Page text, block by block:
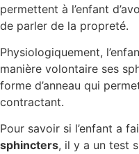
permettent à l’enfant
de parler de la propreté.
Physiologiquement,
manière volontaire ses
forme d’anneau qui
contractant.
Pour savoir si l’enfant a
sphincters, il y a un test